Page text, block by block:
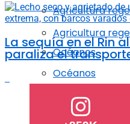
Agricultura
Océanos
Bosques
Agricultura
Océanos
Bosques
La sequía en el Rin
paraliza el